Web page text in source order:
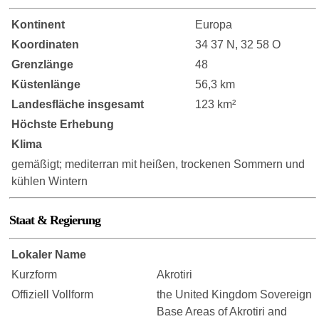
Kontinent
Europa
Koordinaten
34 37 N, 32 58 O
Grenzlänge
48
Küstenlänge
56,3 km
Landesfläche insgesamt
123 km²
Höchste Erhebung
Klima
gemäßigt; mediterran mit heißen, trockenen Sommern und
kühlen Wintern
Staat & Regierung
Lokaler Name
Kurzform
Akrotiri
Offiziell Vollform
the United Kingdom Sovereign
Base Areas of Akrotiri and